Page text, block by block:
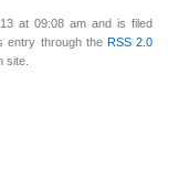
at 09:08 am and is filed
entry through the RSS 2.0
site.